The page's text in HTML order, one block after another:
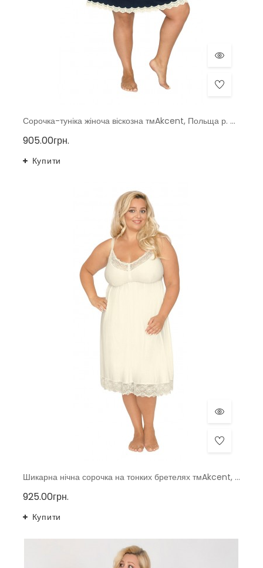
Сорочка-туніка жіноча віскозна тмAkcent, Польща р. 40-48
905.00грн.
Купити
Шикарна нічна сорочка на тонких бретелях тмAkcent, Польща р. 40-48
925.00грн.
Купити